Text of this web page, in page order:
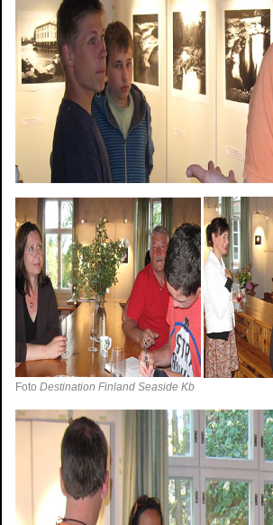
Foto Destination Finland Seaside Kb